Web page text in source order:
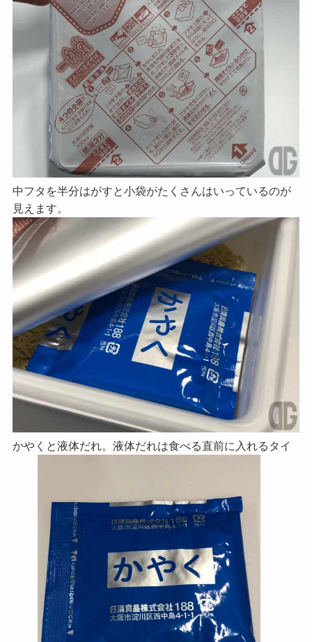
中フタを半分はがすと小袋がたくさんはいっているのが
見えます。
かやくと液体だれ。液体だれは食べる直前に入れるタイ